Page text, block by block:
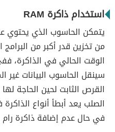
استخدام ذاكرة RAM
يتمكن الحاسوب الذي يحتوي
من تخزين قدر أكبر من
الوقت الحالي في الذاكرة،
سينقل الحاسوب البيانات غير
القرص الثابت لحين الحاجة
الصلب يعد أبطأ أنواع
في حال عدم إضافة ذاكرة رام